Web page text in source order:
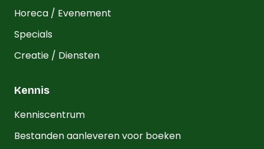
Horeca / Evenement
Specials
Creatie / Diensten
Kennis
Kenniscentrum
Bestanden aanleveren voor boeken